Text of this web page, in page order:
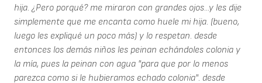
hija. ¿Pero porqué? me miraron con grandes ojos...y les dije
simplemente que me encanta como huele mi hija. (bueno,
luego les expliqué un poco más) y lo respetan. desde
entonces los demás niños les peinan echándoles colonia y
la mía, pues la peinan con agua "para que por lo menos
parezca como si le hubieramos echado colonia". desde